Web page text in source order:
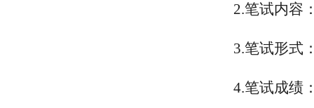
2.笔试内容
3.笔试形式
4.笔试成绩